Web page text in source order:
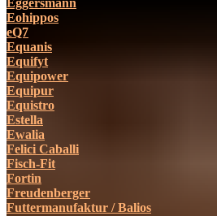
Eggersmann
Eohippos
eQ7
Equanis
Equifyt
Equipower
Equipur
Equistro
Estella
Ewalia
Felici Caballi
Fisch-Fit
Fortin
Freudenberger
Futtermanufaktur / Balios